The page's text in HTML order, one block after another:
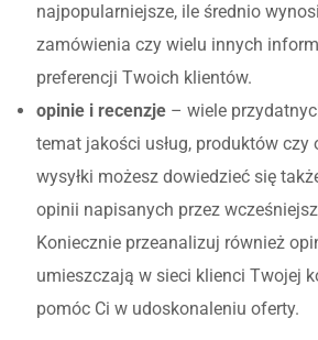
najpopularniejsze, ile średnio
zamówienia czy wielu innych
preferencji Twoich klientów.
opinie i recenzje – wiele
temat jakości usług, produktów czy
wysyłki możesz dowiedzieć się
opinii napisanych przez
Koniecznie przeanalizuj również
umieszczają w sieci klienci Twojej
pomóc Ci w udoskonaleniu oferty.